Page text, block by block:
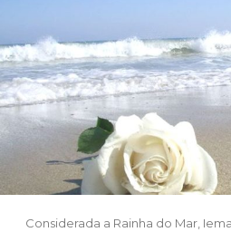
Considerada a Rainha do Mar,